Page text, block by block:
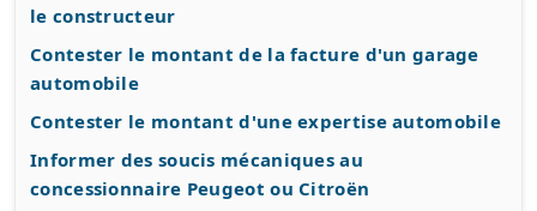
le constructeur
Contester le montant de la facture d'un garage
automobile
Contester le montant d'une expertise automobile
Informer des soucis mécaniques au
concessionnaire Peugeot ou Citroën